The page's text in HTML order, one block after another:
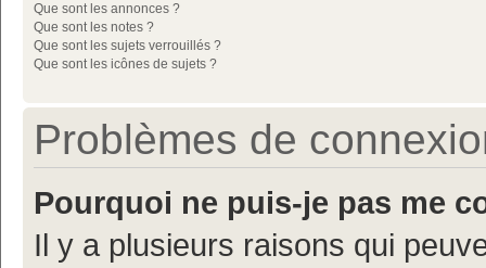
Que sont les annonces ?
Que sont les notes ?
Que sont les sujets verrouillés ?
Que sont les icônes de sujets ?
Problèmes de
Pourquoi ne puis-je pas me
Il y a plusieurs raisons qui